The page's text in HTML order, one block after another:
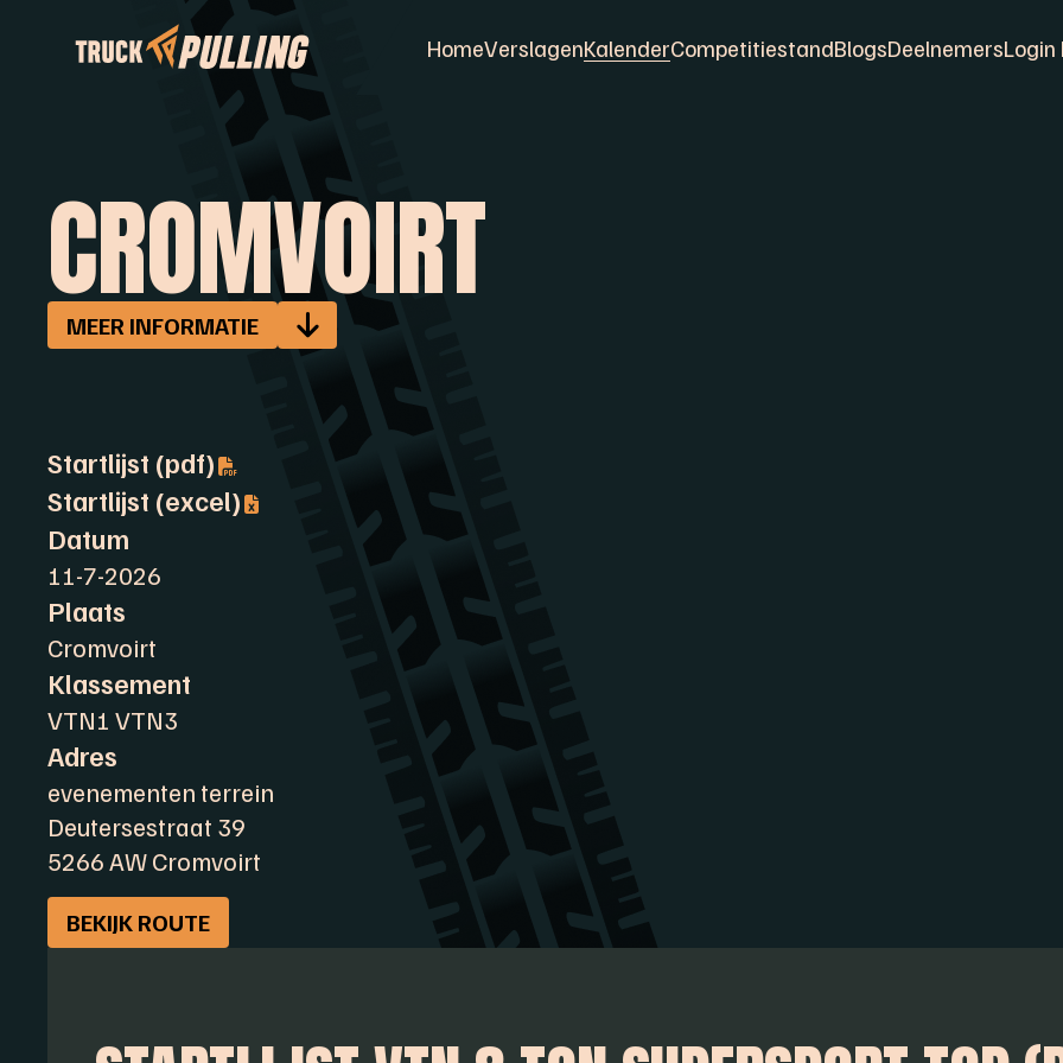
HomeVerslagenKalenderCompetitiestandBlogsDeelnemersLogin
CROMVOIRT
MEER INFORMATIE
Startlijst (pdf)
Startlijst (excel)
Datum
11-7-2026
Plaats
Cromvoirt
Klassement
VTN1 VTN3
Adres
evenementen terrein
Deutersestraat 39
5266 AW Cromvoirt
BEKIJK ROUTE